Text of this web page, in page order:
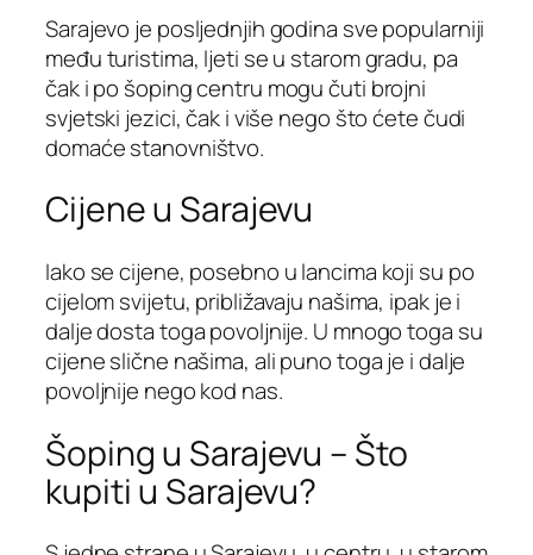
Sarajevo je posljednjih godina sve popularniji
među turistima, ljeti se u starom gradu, pa
čak i po šoping centru mogu čuti brojni
svjetski jezici, čak i više nego što ćete čudi
domaće stanovništvo.
Cijene u Sarajevu
Iako se cijene, posebno u lancima koji su po
cijelom svijetu, približavaju našima, ipak je i
dalje dosta toga povoljnije. U mnogo toga su
cijene slične našima, ali puno toga je i dalje
povoljnije nego kod nas.
Šoping u Sarajevu – Što
kupiti u Sarajevu?